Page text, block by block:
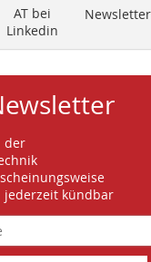
AT bei
Linkedin
Newsletter
der
jederzeit kündbar